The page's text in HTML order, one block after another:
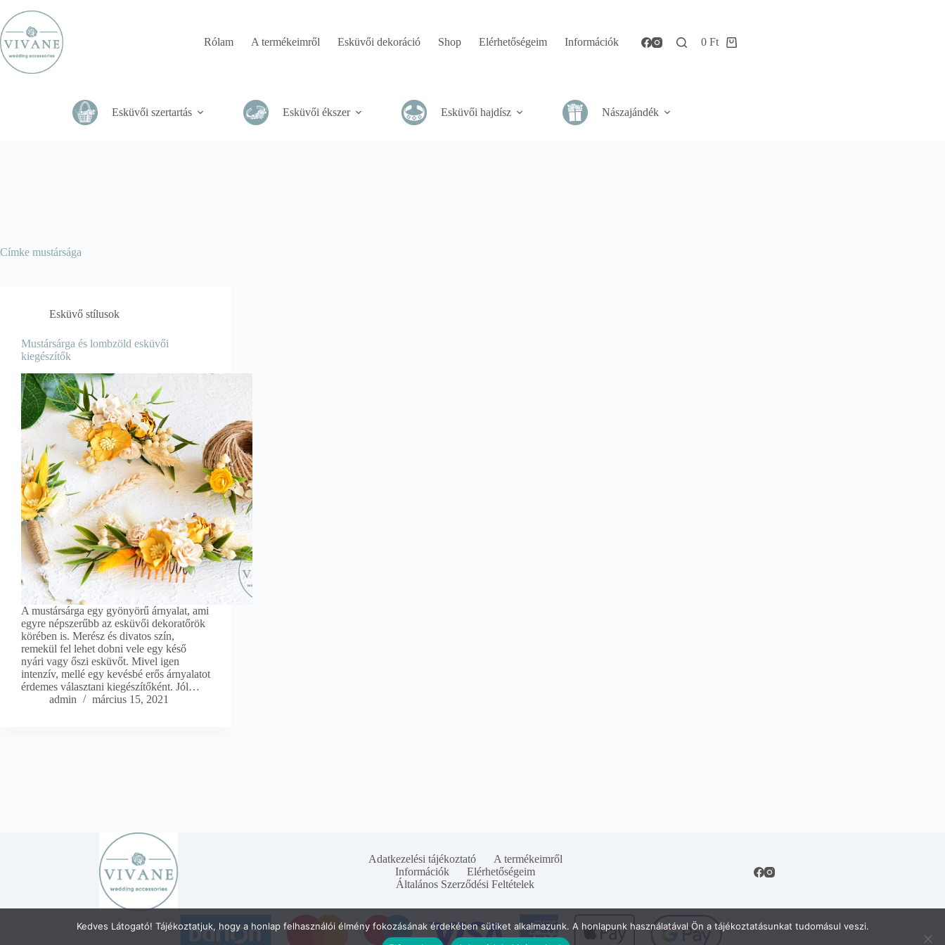
content
Rólam
A termékeimről Esküvői dekoráció Shop Elérhetőségeim Információk
Shopping
0Ft
Esküvői szertartás Esküvői ékszer Esküvői hajdísz Nászajándék
Címke mustársága
Esküvő stílusok
Mustársárga és lombzöld esküvői
kiegészítők
A mustársárga egy gyönyörű árnyalat, ami
egyre népszerűbb az esküvői dekoratőrök
körében is. Merész és divatos szín,
remekül fel lehet dobni vele egy késő
nyári vagy őszi esküvőt. Mivel igen
intenzív, mellé egy kevésbé erős árnyalatot
érdemes választani kiegészítőként. Jól…
admin
március 15, 2021
Adatkezelési tájékoztató
A termékeimről
Információk
Elérhetőségeim
Általános Szerződési Feltételek
Kedves Látogató! Tájékoztatjuk, hogy a honlap felhasználói élmény fokozásának érdekében sütiket alkalmazunk. A honlapunk használatával Ön a tájékoztatásunkat tudomásul veszi.